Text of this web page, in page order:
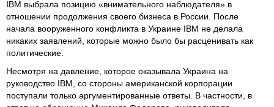
IBM выбрала позицию «внимательного наблюдателя» в
отношении продолжения своего бизнеса в России. После
начала вооруженного конфликта в Украине IBM не делала
никаких заявлений, которые можно было бы расценивать как
политические.
Несмотря на давление, которое оказывала Украина на
руководство IBM, со стороны американской корпорации
поступали только аргументированные ответы. В частности, в